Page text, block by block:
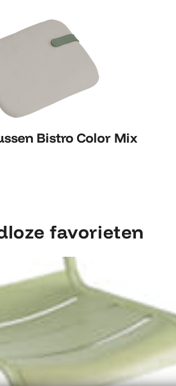
Bistro Color Mix
Bistro Color Mix
favorieten